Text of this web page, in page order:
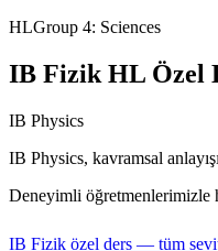
HLGroup 4: Sciences
IB Fizik HL Özel
IB Physics
IB Physics, kavramsal
Deneyimli öğretmenlerimizle
IB Fizik özel ders — tüm